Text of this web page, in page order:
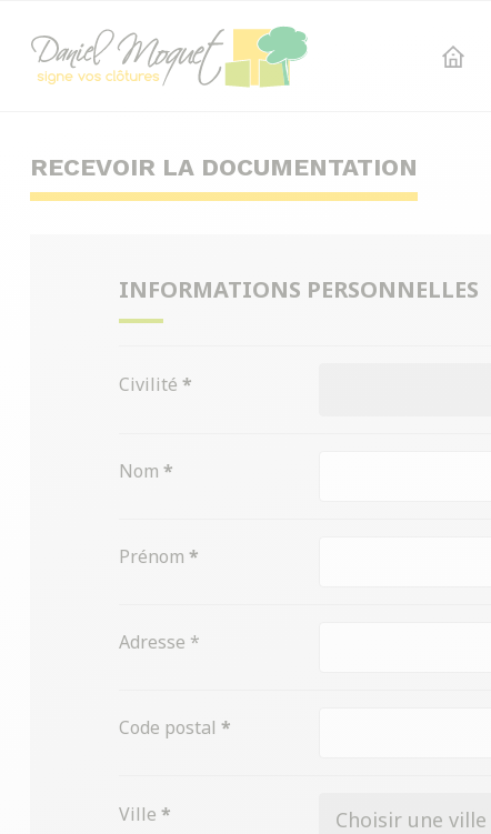
RECEVOIR LA DOCUMENTATION
INFORMATIONS PERSONNELLES
Civilité *
Nom *
Prénom *
Adresse *
Code postal *
Ville *